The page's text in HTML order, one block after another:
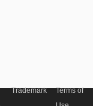
Trademark
Terms of